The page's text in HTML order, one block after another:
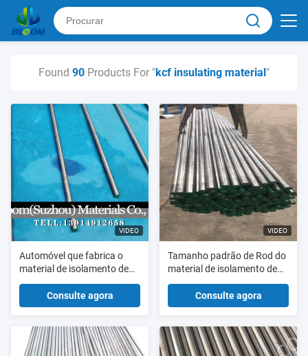
Found 90 Products For "kcf insulating material"
VIDEO
Automóvel que fabrica o
material de isolamento de
Kcf e o Pin de localização
crus da isolação
Consulte agora
VIDEO
Tamanho padrão de Rod do
material de isolamento de
KCF para fazer o Pin de guia
de KCFConsulte agora